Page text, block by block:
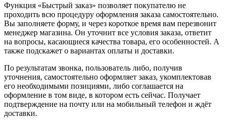
Функция «Быстрый заказ» позволяет покупателю не
проходить всю процедуру оформления заказа самостоятельно.
Вы заполняете форму, и через короткое время вам перезвонит
менеджер магазина. Он уточнит все условия заказа, ответит
на вопросы, касающиеся качества товара, его особенностей. А
также подскажет о вариантах оплаты и доставки.
По результатам звонка, пользователь либо, получив
уточнения, самостоятельно оформляет заказ, укомплектовав
его необходимыми позициями, либо соглашается на
оформление в том виде, в котором есть сейчас. Получает
подтверждение на почту или на мобильный телефон и ждёт
доставки.